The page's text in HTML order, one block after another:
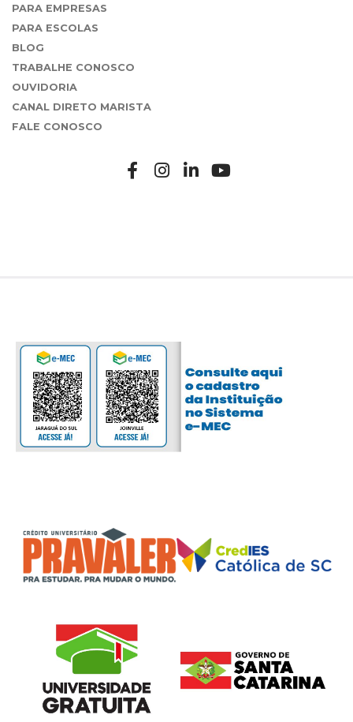
PARA EMPRESAS
PARA ESCOLAS
BLOG
TRABALHE CONOSCO
OUVIDORIA
CANAL DIRETO MARISTA
FALE CONOSCO